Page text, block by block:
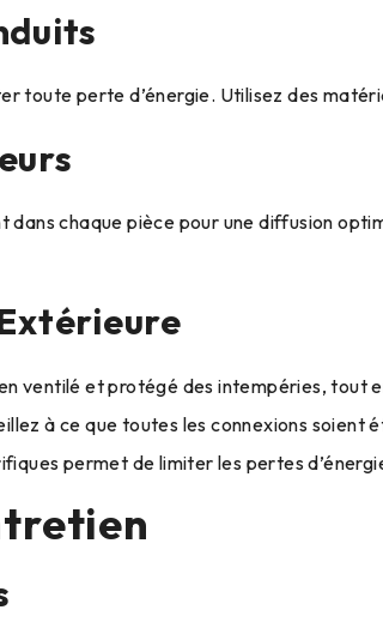
toute perte d’énergie. Utilisez des
chaque pièce pour une diffusion
ventilé et protégé des intempéries, tout
à ce que toutes les connexions
permet de limiter les pertes